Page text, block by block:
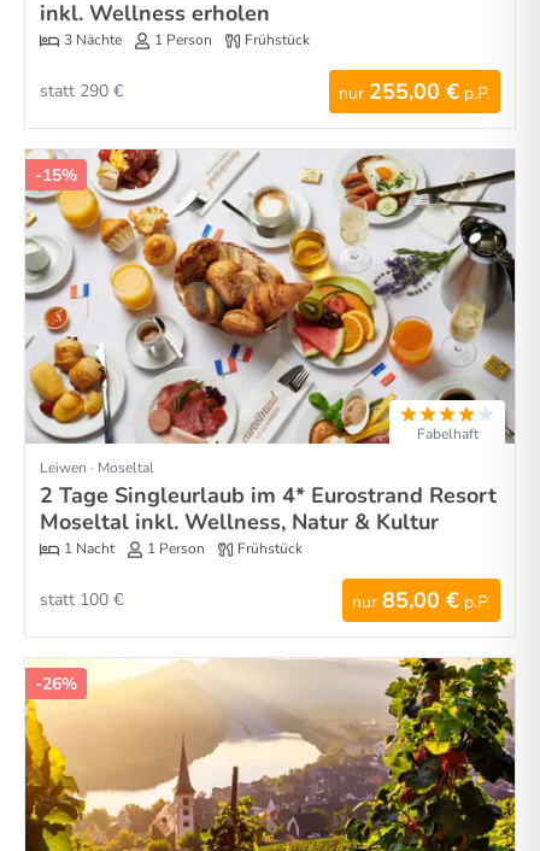
inkl. Wellness erholen
3 Nächte 1 Person Frühstück
nur 255,00 € p.P.
statt 290 €
-15%
Fabelhaft
Leiwen · Moseltal
2 Tage Singleurlaub im 4* Eurostrand Resort
Moseltal inkl. Wellness, Natur & Kultur
1 Nacht 1 Person Frühstück
nur 85,00 € p.P.
statt 100 €
-26%